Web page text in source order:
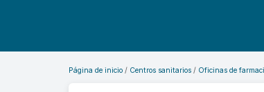
Página de inicio Centros sanitarios Oficinas de